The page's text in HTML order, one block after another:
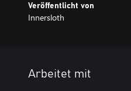
Veröffentlicht von
Innersloth
Arbeitet mit